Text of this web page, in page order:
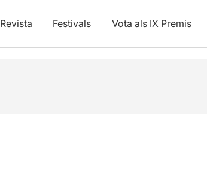
Revista Festivals Vota als IX Premis